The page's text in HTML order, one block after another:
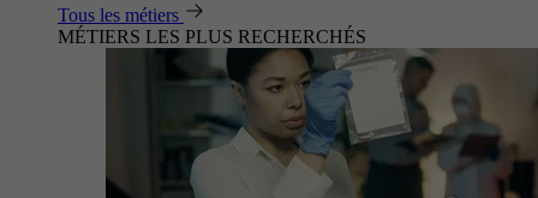
Tous les métiers
MÉTIERS LES PLUS RECHERCHÉS